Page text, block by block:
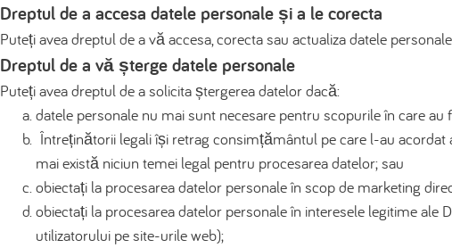
Dreptul de a accesa datele personale și a le corecta
Puteți avea dreptul de a vă accesa, corecta sau actualiza datele
Dreptul de a vă șterge datele personale
Puteți avea dreptul de a solicita ștergerea datelor dacă:
datele personale nu mai sunt necesare pentru scopurile în care au
Întreținătorii legali își retrag consimțământul pe care l-au
mai există niciun temei legal pentru procesarea datelor; sau
obiectați la procesarea datelor personale în scop de marketing
obiectați la procesarea datelor personale în interesele legitime
utilizatorului pe site-urile web);